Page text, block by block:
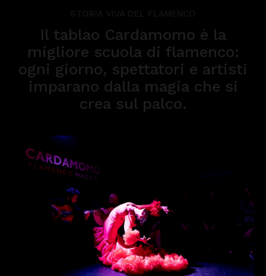
Il tablao Cardamomo è la
migliore scuola di flamenco:
ogni giorno, spettatori e artisti
imparano dalla magia che si
crea sul palco.